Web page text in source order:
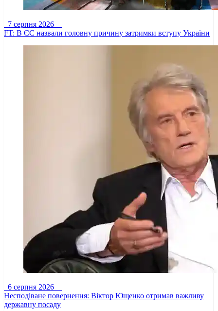
7 серпня 2026
FT: В ЄС назвали головну причину затримки вступу України
6 серпня 2026
Несподіване повернення: Віктор Ющенко отримав важливу
державну посаду